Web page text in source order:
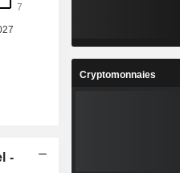
-
Cryptomonnaies